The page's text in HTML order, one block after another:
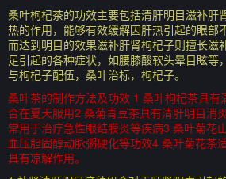
桑叶枸杞茶的功效主要包括清肝明目滋补肝
热的作用，能够有效缓解因肝热引起的眼部
而达到明目的效果滋补肝肾枸杞子则擅长滋
足引起的各种症状，如腰膝酸软头晕目眩等
与枸杞子配伍，桑叶治标，枸杞子。
桑叶茶的制作方法及功效 1 桑叶枸杞茶具有
合在夏天服用2 桑菊青豆茶具有清肝明目消
常用于治疗急性眼结膜炎等疾病3 桑叶菊花
血压胆固醇动脉粥硬化等功效4 桑叶菊花茶
具有凉解作用。